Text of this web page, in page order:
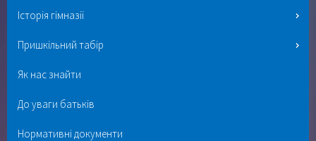
Історія гімназії
Пришкільний табір
Як нас знайти
До уваги батьків
Нормативні документи